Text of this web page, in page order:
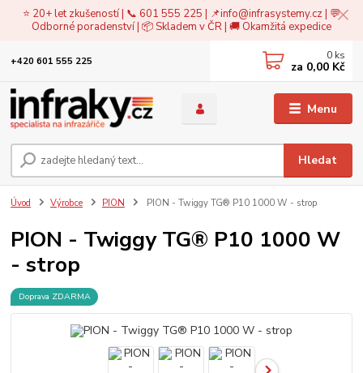
⭐ 20+ let zkušeností | 📞 601 555 225 | 📌info@infrasystemy.cz| 💬
Odborné poradenství | 📦 Skladem v ČR | 🚚 Okamžitá expedice
Menu
Hledat
+420 601 555 225 0 ks
za 0,00 Kč
Úvod Výrobce PION PION - Twiggy TG® P10 1000 W - strop
PION - Twiggy TG® P10 1000 W
- strop
Doprava ZDARMA